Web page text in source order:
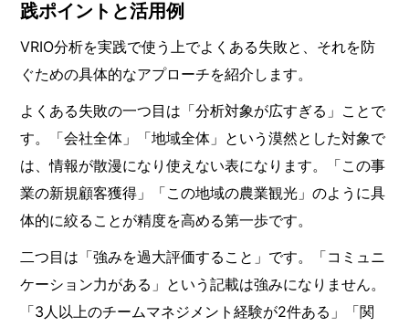
践ポイントと活用例
VRIO分析を実践で使う上でよくある失敗と、それを防
ぐための具体的なアプローチを紹介します。
よくある失敗の一つ目は「分析対象が広すぎる」ことで
す。「会社全体」「地域全体」という漠然とした対象で
は、情報が散漫になり使えない表になります。「この事
業の新規顧客獲得」「この地域の農業観光」のように具
体的に絞ることが精度を高める第一歩です。
二つ目は「強みを過大評価すること」です。「コミュニ
ケーション力がある」という記載は強みになりません。
「3人以上のチームマネジメント経験が2件ある」「関